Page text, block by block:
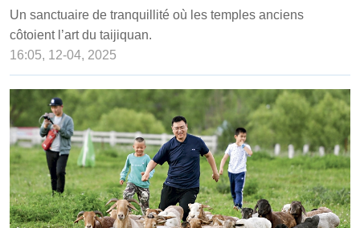
Un sanctuaire de tranquillité où les temples anciens
côtoient l’art du taijiquan.
16:05, 12-04, 2025